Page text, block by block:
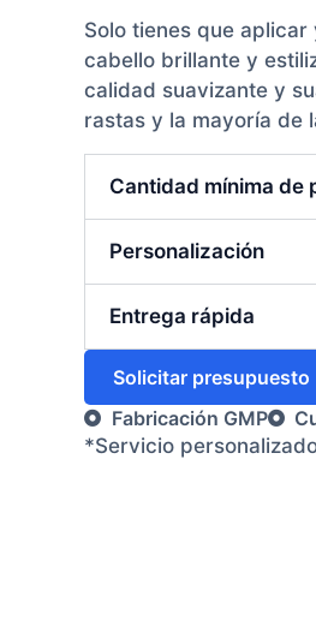
Solo tienes que
cabello brillante y
calidad suavizante y
rastas y la mayoría de
Cantidad mínima de
Personalización
Entrega rápida
Solicitar presupuesto
Fabricación GMP
*Servicio